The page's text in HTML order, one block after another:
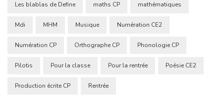
Les blablas de Define maths CP mathématiques
Mdi MHM Musique Numération CE2
Numération CP Orthographe CP Phonologie CP
Pilotis Pour la classe Pour la rentrée Poésie CE2
Production écrite CP Rentrée